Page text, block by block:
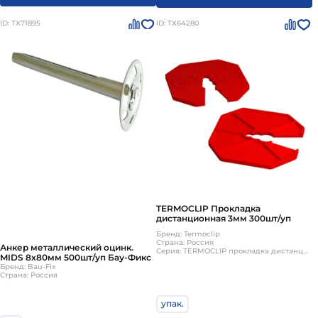
ID: ТХ71895
Анкер металлический оцинк.
MIDS 8х80мм 500шт/уп Бау-Фикс
Бренд: Bau-Fix
Страна: Россия
ID: ТХ64280
TERMOCLIP Прокладка
дистанционная 3мм 300шт/уп
Бренд: Termoclip
Страна: Россия
Серия: TERMOCLIP прокладка дистанционная
упак.